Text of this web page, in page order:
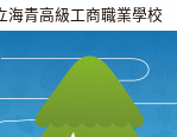
海青高級工商職業學校